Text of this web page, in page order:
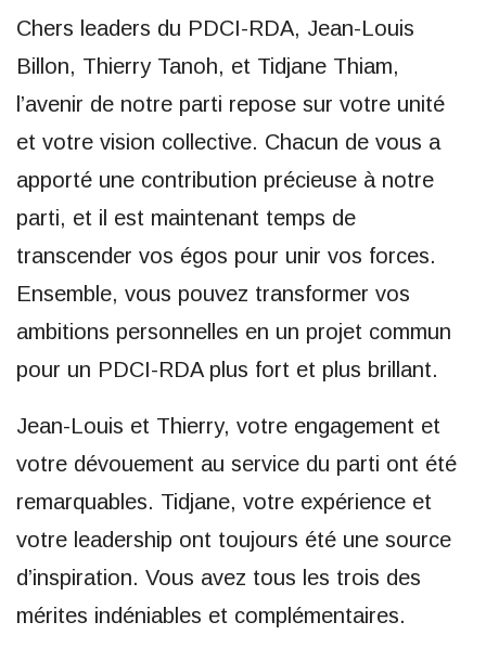
Chers leaders du PDCI-RDA, Jean-Louis
Billon, Thierry Tanoh, et Tidjane Thiam,
l’avenir de notre parti repose sur votre unité
et votre vision collective. Chacun de vous a
apporté une contribution précieuse à notre
parti, et il est maintenant temps de
transcender vos égos pour unir vos forces.
Ensemble, vous pouvez transformer vos
ambitions personnelles en un projet commun
pour un PDCI-RDA plus fort et plus brillant.
Jean-Louis et Thierry, votre engagement et
votre dévouement au service du parti ont été
remarquables. Tidjane, votre expérience et
votre leadership ont toujours été une source
d’inspiration. Vous avez tous les trois des
mérites indéniables et complémentaires.